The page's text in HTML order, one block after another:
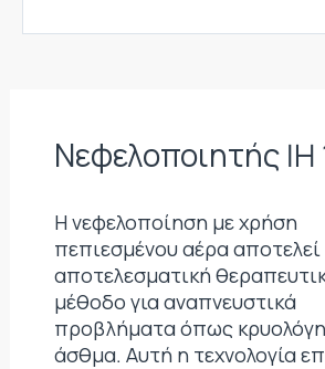
Νεφελοποιητής IH
Η νεφελοποίηση με χρήση
πεπιεσμένου αέρα αποτελεί
αποτελεσματική
μέθοδο για αναπνευστικά
προβλήματα όπως
άσθμα. Αυτή η τεχνολογία